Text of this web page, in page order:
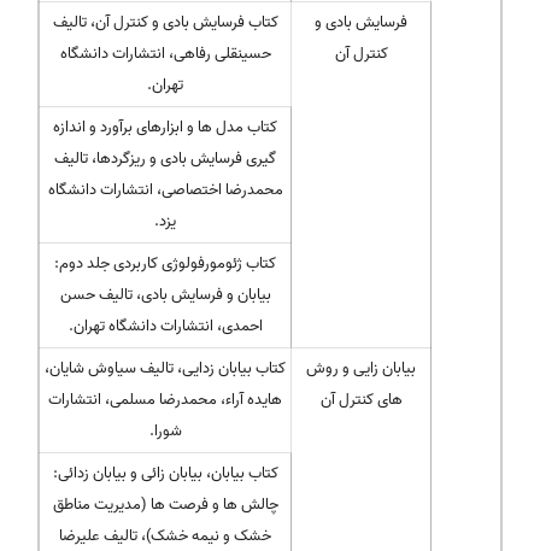
فرسایش بادی و
كنترل آن
کتاب فرسایش بادی و کنترل آن، تالیف
حسینقلی رفاهی، انتشارات دانشگاه
تهران.
کتاب مدل ها و ابزارهای برآورد و اندازه
گیری فرسایش بادی و ریزگردها، تالیف
محمدرضا اختصاصی، انتشارات دانشگاه
یزد.
کتاب ژئومورفولوژی کاربردی جلد دوم:
بیابان و فرسایش بادی، تالیف حسن
احمدی، انتشارات دانشگاه تهران.
بیابان زایی و روش
های كنترل آن
کتاب بیابان زدایی، تالیف سیاوش شایان،
هایده آراء، محمدرضا مسلمی، انتشارات
شورا.
کتاب بیابان، بیابان زائی و بیابان زدائی:
چالش ها و فرصت ها (مدیریت مناطق
خشک و نیمه خشک)، تالیف علیرضا